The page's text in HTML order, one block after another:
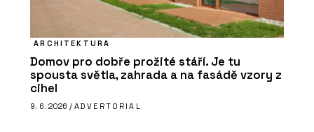
ARCHITEKTURA
Domov pro dobře prožité stáří. Je tu
spousta světla, zahrada a na fasádě vzory z
cihel
9. 6. 2026 / ADVERTORIAL